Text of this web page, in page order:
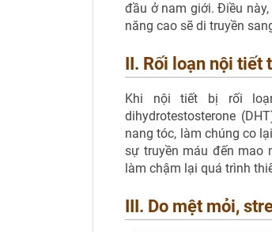
đầu ở nam giới. Điều
năng cao sẽ di truyền
II. Rối loạn nội tiết
Khi nội tiết bị rối
dihydrotestosterone
nang tóc, làm chúng co
sự truyền máu đến mao
làm chậm lại quá trình
III. Do mệt mỏi,